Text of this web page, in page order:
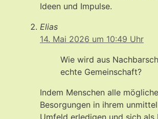
Ideen und Impulse.
Elias
14. Mai 2026 um 10:49 Uhr
Wie wird aus
echte Gemeinschaft?
Indem Menschen alle
Besorgungen in ihrem
Umfeld erledigen und sich als